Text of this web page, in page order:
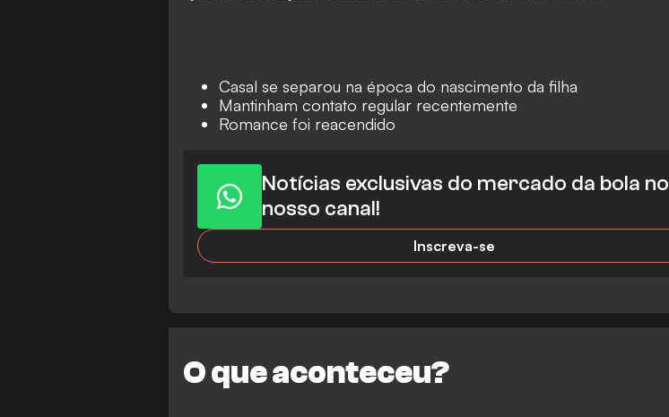
Casal se separou na época do nascimento da filha
Mantinham contato regular recentemente
Romance foi reacendido
Notícias exclusivas do mercado da bola no
nosso canal!
Inscreva-se
O que aconteceu?